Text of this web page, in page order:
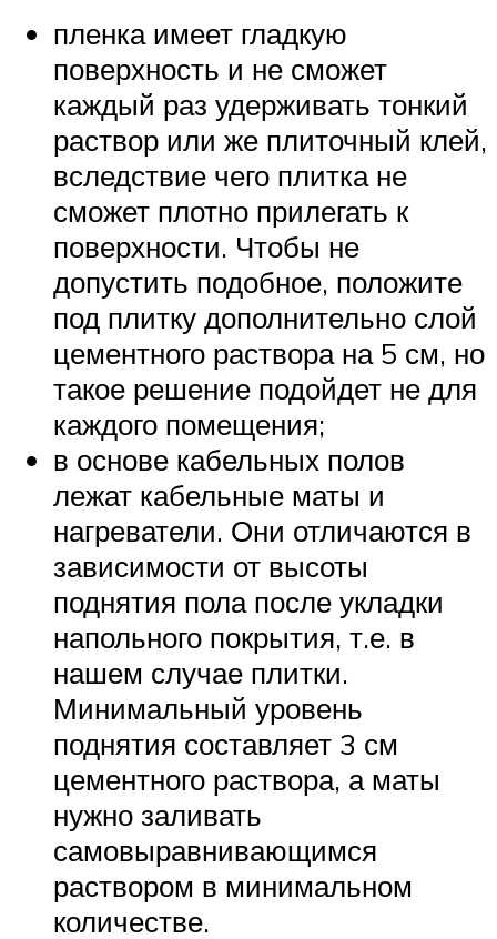
пленка имеет гладкую
поверхность и не сможет
каждый раз удерживать тонкий
раствор или же плиточный клей,
вследствие чего плитка не
сможет плотно прилегать к
поверхности. Чтобы не
допустить подобное, положите
под плитку дополнительно слой
цементного раствора на 5 см, но
такое решение подойдет не для
каждого помещения;
в основе кабельных полов
лежат кабельные маты и
нагреватели. Они отличаются в
зависимости от высоты
поднятия пола после укладки
напольного покрытия, т.е. в
нашем случае плитки.
Минимальный уровень
поднятия составляет 3 см
цементного раствора, а маты
нужно заливать
самовыравнивающимся
раствором в минимальном
количестве.